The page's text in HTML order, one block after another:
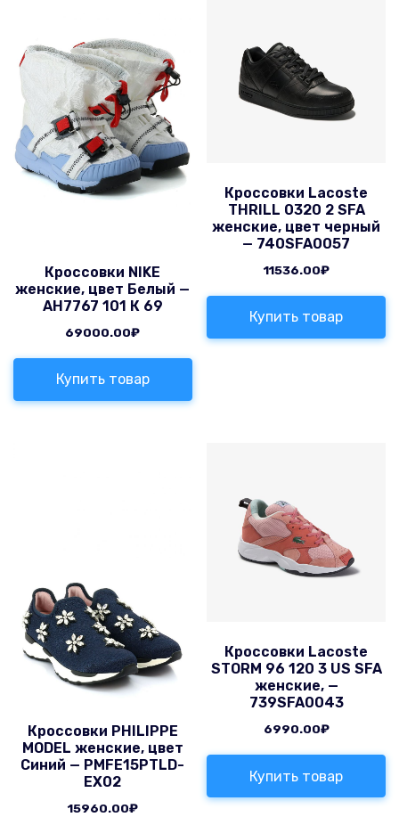
Кроссовки NIKE
женские, цвет Белый —
AH7767 101 К 69
69000.00₽
Купить товар
Кроссовки Lacoste
THRILL 0320 2 SFA
женские, цвет черный
— 740SFA0057
11536.00₽
Купить товар
Кроссовки PHILIPPE
MODEL женские, цвет
Синий — PMFE15PTLD-
EX02
15960.00₽
Кроссовки Lacoste
STORM 96 120 3 US SFA
женские, —
739SFA0043
6990.00₽
Купить товар